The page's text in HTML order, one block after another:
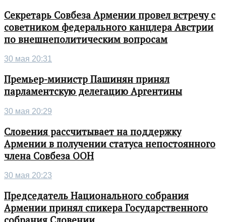
Секретарь Совбеза Армении провел встречу с
советником федерального канцлера Австрии
по внешнеполитическим вопросам
30 мая 20:31
Премьер-министр Пашинян принял
парламентскую делегацию Аргентины
30 мая 20:29
Словения рассчитывает на поддержку
Армении в получении статуса непостоянного
члена Совбеза ООН
30 мая 20:23
Председатель Национального собрания
Армении принял спикера Государственного